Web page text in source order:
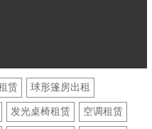
赁 球形篷房出租
发光桌椅租赁 空调租赁